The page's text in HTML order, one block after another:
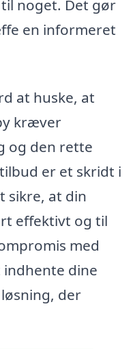
noget. Det gør
en informeret
at huske, at
kræver
og den rette
er et skridt i
sikre, at din
effektivt og til
med
dine
der